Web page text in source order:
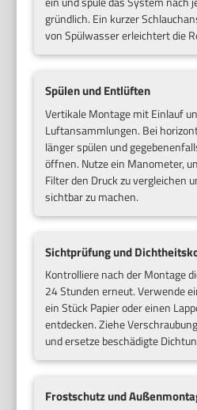
gründlich. Ein kurzer
von Spülwasser erleichtert die
Spülen und Entlüften
Vertikale Montage mit Einlauf
Luftansammlungen. Bei
länger spülen und
öffnen. Nutze ein Manometer,
Filter den Druck zu vergleichen
sichtbar zu machen.
Sichtprüfung und
Kontrolliere nach der Montage
24 Stunden erneut. Verwende
ein Stück Papier oder einen
entdecken. Ziehe
und ersetze beschädigte
Frostschutz und